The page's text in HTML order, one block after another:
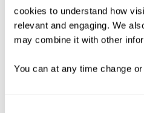
cookies to understand how
relevant and engaging. We
may combine it with other
You can at any time change